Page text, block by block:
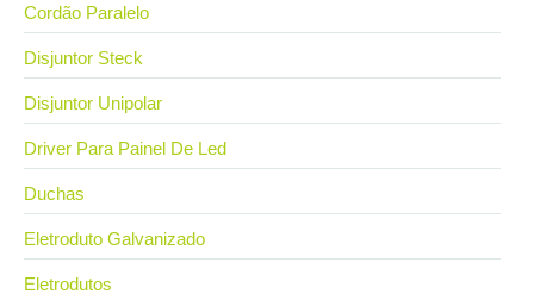
Cordão Paralelo
Disjuntor Steck
Disjuntor Unipolar
Driver Para Painel De Led
Duchas
Eletroduto Galvanizado
Eletrodutos